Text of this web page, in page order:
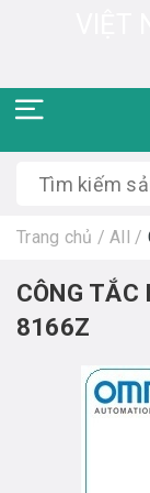
Trang chủ / All /
CÔNG TẮC
8166Z